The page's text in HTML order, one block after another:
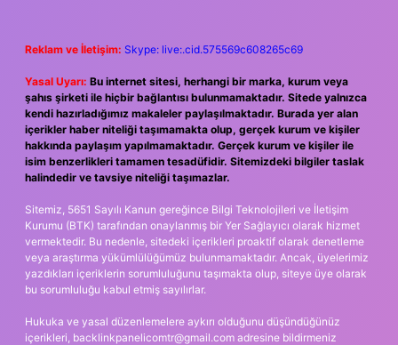
Reklam ve İletişim: Skype: live:.cid.575569c608265c69
Yasal Uyarı: Bu internet sitesi, herhangi bir marka, kurum veya
şahıs şirketi ile hiçbir bağlantısı bulunmamaktadır. Sitede yalnızca
kendi hazırladığımız makaleler paylaşılmaktadır. Burada yer alan
içerikler haber niteliği taşımamakta olup, gerçek kurum ve kişiler
hakkında paylaşım yapılmamaktadır. Gerçek kurum ve kişiler ile
isim benzerlikleri tamamen tesadüfidir. Sitemizdeki bilgiler taslak
halindedir ve tavsiye niteliği taşımazlar.
Sitemiz, 5651 Sayılı Kanun gereğince Bilgi Teknolojileri ve İletişim
Kurumu (BTK) tarafından onaylanmış bir Yer Sağlayıcı olarak hizmet
vermektedir. Bu nedenle, sitedeki içerikleri proaktif olarak denetleme
veya araştırma yükümlülüğümüz bulunmamaktadır. Ancak, üyelerimiz
yazdıkları içeriklerin sorumluluğunu taşımakta olup, siteye üye olarak
bu sorumluluğu kabul etmiş sayılırlar.
Hukuka ve yasal düzenlemelere aykırı olduğunu düşündüğünüz
içerikleri, backlinkpanelicomtr@gmail.com adresine bildirmeniz